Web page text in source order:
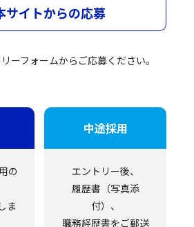
サイトからの応募
ーフォームからご応募ください。
の
ま
中途採用
エントリー後、
履歴書（写真添
付）、
職務経歴書をご郵送